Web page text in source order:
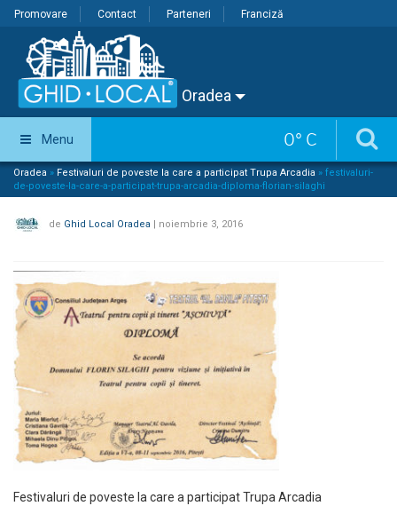
Promovare Contact Parteneri Franciză
Oradea
0° C
Menu
Oradea » Festivaluri de poveste la care a participat Trupa Arcadia » festivaluri-
de-poveste-la-care-a-participat-trupa-arcadia-diploma-florian-silaghi
de Ghid Local Oradea | noiembrie 3, 2016
Festivaluri de poveste la care a participat Trupa Arcadia